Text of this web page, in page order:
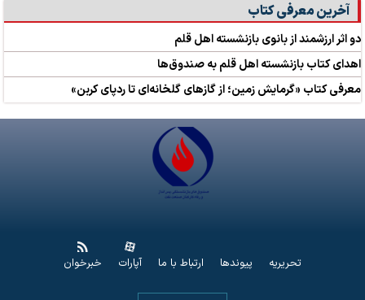
آخرین معرفی کتاب
دو اثر ارزشمند از بانوی بازنشسته اهل قلم
اهدای کتاب بازنشسته اهل قلم به صندوق‌ها
معرفی کتاب «گرمایش زمین؛ از گازهای گلخانه‌ای تا ردپای کربن»
تحریریه پیوندها ارتباط با ما آپارات خبرخوان